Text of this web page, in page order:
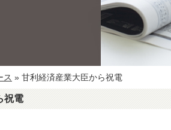
ス » 甘利経済産業大臣から祝電
祝電